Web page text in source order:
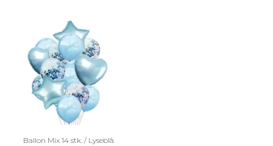
Ballon Mix 14 stk. / Lyseblå